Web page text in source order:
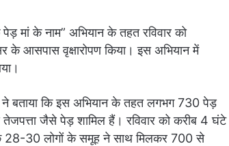
मां के नाम” अभियान के तहत रविवार को
के आसपास वृक्षारोपण किया। इस अभियान में
ने बताया कि इस अभियान के तहत लगभग 730 पेड़
जैसे पेड़ शामिल हैं। रविवार को करीब 4 घंटे
के 28-30 लोगों के समूह ने साथ मिलकर 700 से